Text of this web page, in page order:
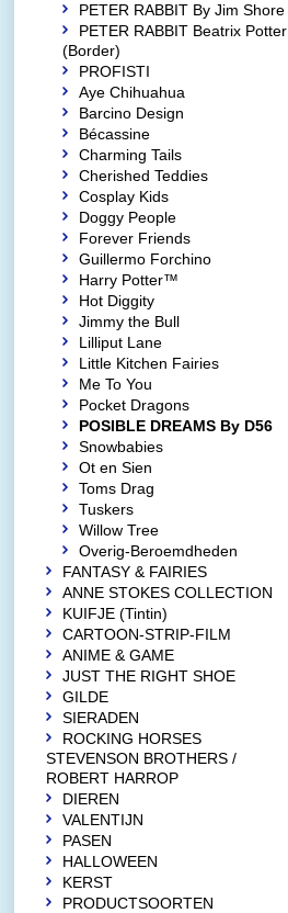
PETER RABBIT By Jim Shore
PETER RABBIT Beatrix Potter
(Border)
PROFISTI
Aye Chihuahua
Barcino Design
Bécassine
Charming Tails
Cherished Teddies
Cosplay Kids
Doggy People
Forever Friends
Guillermo Forchino
Harry Potter™
Hot Diggity
Jimmy the Bull
Lilliput Lane
Little Kitchen Fairies
Me To You
Pocket Dragons
POSIBLE DREAMS By D56
Snowbabies
Ot en Sien
Toms Drag
Tuskers
Willow Tree
Overig-Beroemdheden
FANTASY & FAIRIES
ANNE STOKES COLLECTION
KUIFJE (Tintin)
CARTOON-STRIP-FILM
ANIME & GAME
JUST THE RIGHT SHOE
GILDE
SIERADEN
ROCKING HORSES
STEVENSON BROTHERS /
ROBERT HARROP
DIEREN
VALENTIJN
PASEN
HALLOWEEN
KERST
PRODUCTSOORTEN